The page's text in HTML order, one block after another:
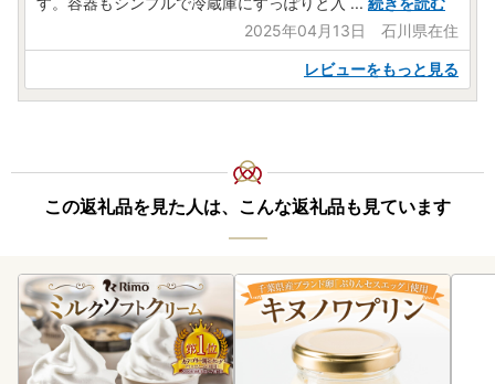
2025年04月13日 石川県在住
レビューをもっと見る
この返礼品を見た人は、こんな返礼品も見ています